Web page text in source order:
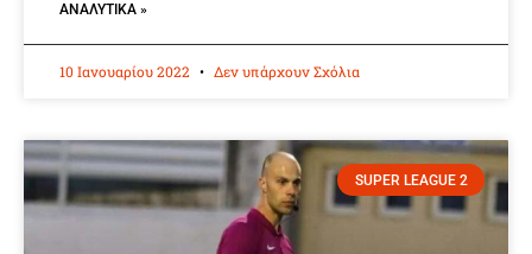
ΑΝΑΛΥΤΙΚΆ »
10 Ιανουαρίου 2022 Δεν υπάρχουν Σχόλια
SUPER LEAGUE 2